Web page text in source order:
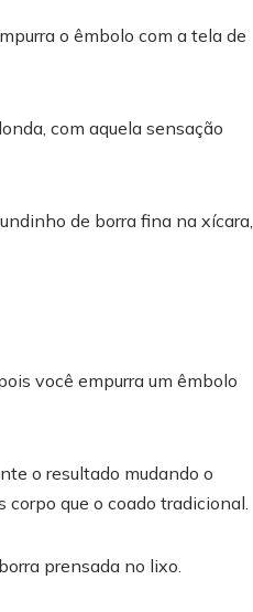
o êmbolo com a tela de
com aquela sensação
de borra fina na xícara,
você empurra um êmbolo
o resultado mudando o
corpo que o coado tradicional.
prensada no lixo.